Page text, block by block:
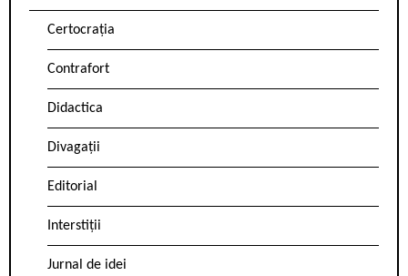
Certocrația
Contrafort
Didactica
Divagații
Editorial
Interstiții
Jurnal de idei